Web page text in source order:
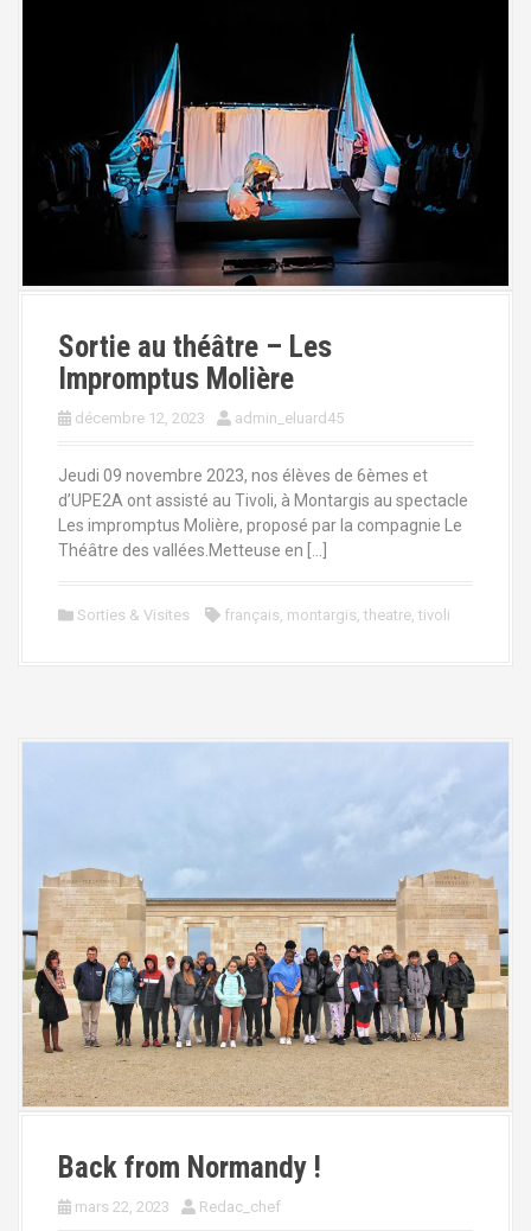
Sortie au théâtre – Les
Impromptus Molière
décembre 12, 2023 admin_eluard45
Jeudi 09 novembre 2023, nos élèves de 6èmes et
d’UPE2A ont assisté au Tivoli, à Montargis au spectacle
Les impromptus Molière, proposé par la compagnie Le
Théâtre des vallées.Metteuse en […]
Sorties & Visites français, montargis, theatre, tivoli
Back from Normandy !
mars 22, 2023 Redac_chef